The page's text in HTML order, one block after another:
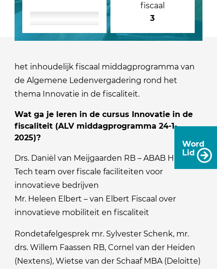
Word
Lid
fiscaal
3
het inhoudelijk fiscaal middagprogramma van
de Algemene Ledenvergadering rond het
thema Innovatie in de fiscaliteit.
Wat ga je leren in de cursus Innovatie in de
fiscaliteit (ALV middagprogramma 24-1-
2025)?
Drs. Daniël van Meijgaarden RB – ABAB High
Tech team over fiscale faciliteiten voor
innovatieve bedrijven
Mr. Heleen Elbert – van Elbert Fiscaal over
innovatieve mobiliteit en fiscaliteit
Rondetafelgesprek mr. Sylvester Schenk, mr.
drs. Willem Faassen RB, Cornel van der Heiden
(Nextens), Wietse van der Schaaf MBA (Deloitte)